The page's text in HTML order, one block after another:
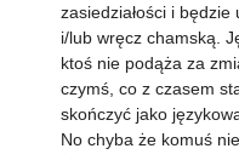
zasiedziałości i
i/lub wręcz chamską.
ktoś nie podąża za
czymś, co z czasem
skończyć jako
No chyba że komuś